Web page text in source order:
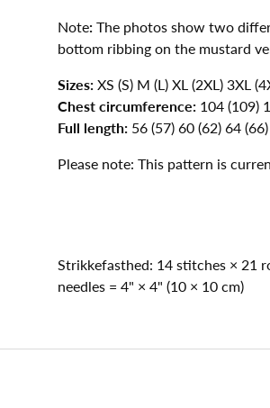
Note: The photos show two
bottom ribbing on the mustard
Sizes: XS (S) M (L) XL (2XL) 3XL
Chest circumference: 104 (109)
Full length: 56 (57) 60 (62) 64
Please note: This pattern is
Strikkefasthed: 14 stitches × 21
needles = 4" × 4" (10 × 10 cm)